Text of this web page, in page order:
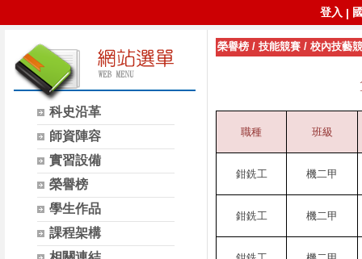
登入 |
科史沿革
師資陣容
實習設備
榮譽榜
學生作品
課程架構
榮譽榜 / 技能競賽 / 校內技藝
職種 班級
鉗銑工 機二甲
鉗銑工 機二甲